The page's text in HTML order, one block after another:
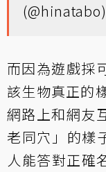
(@hinatabo)
而因為遊戲採
該生物真正的
網路上和網友
老同穴」的樣
人能答對正確